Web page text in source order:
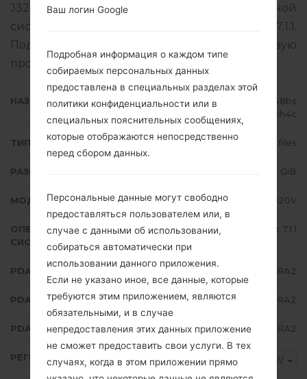
J320VVRS2BRA2. Версия операционной
системы данной прошивки Android Nougat 7.1.1.
Подробная инструкция, как прошить стоковую
прошивку на устройства Samsung
НАЗВАНИЕ ФАЙЛА
SM-J320V_1_20180115124327_c48bs
vmh4c
ТИП ПРОШИВКИ 4 files
РАЗМЕР ФАЙЛА 1.53 GiB
МОДЕЛЬ Samsung SM-J320V
ОПЕРАЦИОННАЯ
СИСТЕМА
Android Nougat 7.1.1
PDA/AP ВЕРСИЯ J320VVRS2BRA2
PDA/AP ВЕРСИЯ J320VVZW2BRA2
PDA/AP ВЕРСИЯ J320VVRS2BRA2
РЕГИОН VZW
Ваш логин Google
Подробная информация о каждом типе
собираемых персональных данных
предоставлена в специальных разделах этой
политики конфиденциальности или в
специальных пояснительных сообщениях,
которые отображаются непосредственно
перед сбором данных.
Персональные данные могут свободно
предоставляться пользователем или, в
случае с данными об использовании,
собираться автоматически при
использовании данного приложения.
Если не указано иное, все данные, которые
требуются этим приложением, являются
обязательными, и в случае
непредоставления этих данных приложение
не сможет предоставить свои услуги. В тех
случаях, когда в этом приложении прямо